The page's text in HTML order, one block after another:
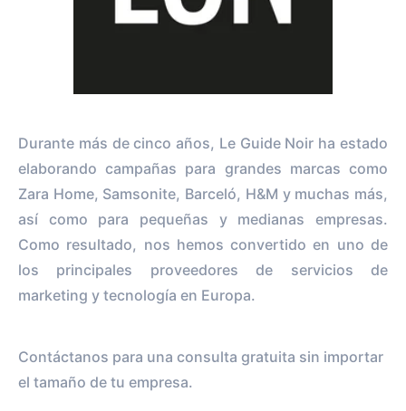
Durante más de cinco años, Le Guide Noir ha estado
elaborando campañas para grandes marcas como
Zara Home, Samsonite, Barceló, H&M y muchas más,
así como para pequeñas y medianas empresas.
Como resultado, nos hemos convertido en uno de
los principales proveedores de servicios de
marketing y tecnología en Europa.
Contáctanos para una consulta gratuita sin importar
el tamaño de tu empresa.